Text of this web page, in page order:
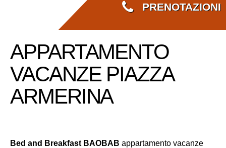
PRENOTAZIONI
APPARTAMENTO
VACANZE PIAZZA
ARMERINA
Bed and Breakfast BAOBAB appartamento vacanze